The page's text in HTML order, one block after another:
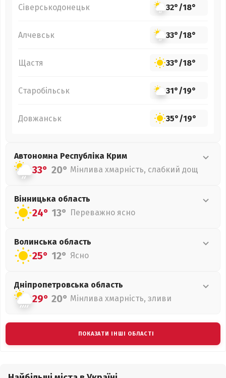
Сіверськодонецьк 32°/18°
Алчевськ 33°/18°
Щастя 33°/18°
Старобільськ 31°/19°
Довжанськ 35°/19°
Автономна Республіка Крим
33° 20° Мінлива хмарність, слабкий дощ
Вінницька область
24° 13° Переважно ясно
Волинська область
25° 12° Ясно
Дніпропетровська область
29° 20° Мінлива хмарність, зливи
ПОКАЗАТИ ІНШІ ОБЛАСТІ